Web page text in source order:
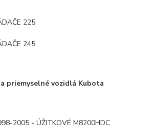
225
245
priemyselné vozidlá Kubota
2005 - ÚŽITKOVÉ M8200HDC